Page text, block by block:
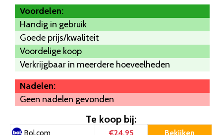
Voordelen:
Handig in gebruik
Goede prijs/kwaliteit
Voordelige koop
Verkrijgbaar in meerdere hoeveelheden
Nadelen:
Geen nadelen gevonden
Te koop bij:
Bol.com €24.95 Bekijken